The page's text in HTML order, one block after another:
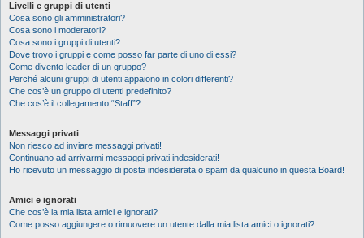
Livelli e gruppi di utenti
Cosa sono gli amministratori?
Cosa sono i moderatori?
Cosa sono i gruppi di utenti?
Dove trovo i gruppi e come posso far parte di uno di essi?
Come divento leader di un gruppo?
Perché alcuni gruppi di utenti appaiono in colori differenti?
Che cos’è un gruppo di utenti predefinito?
Che cos’è il collegamento “Staff”?
Messaggi privati
Non riesco ad inviare messaggi privati!
Continuano ad arrivarmi messaggi privati indesiderati!
Ho ricevuto un messaggio di posta indesiderata o spam da qualcuno in questa Board!
Amici e ignorati
Che cos’è la mia lista amici e ignorati?
Come posso aggiungere o rimuovere un utente dalla mia lista amici o ignorati?